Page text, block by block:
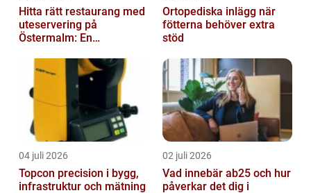
Hitta rätt restaurang med
uteservering på
Östermalm: En
i solen
Ortopediska inlägg när
fötterna behöver extra
stöd
04 juli 2026
Topcon precision i bygg,
infrastruktur och mätning
02 juli 2026
Vad innebär ab25 och hur
påverkar det dig i